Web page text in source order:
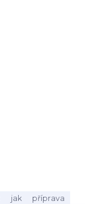
jak
příprava